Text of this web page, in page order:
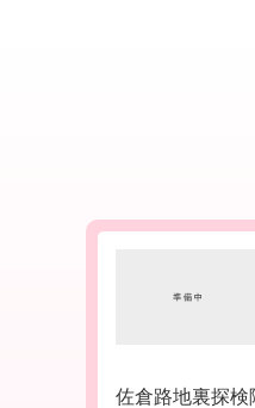
佐倉路地裏探検